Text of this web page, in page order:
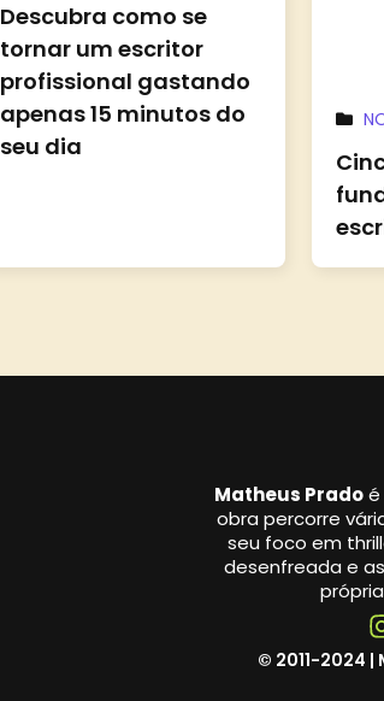
Descubra como se
tornar um escritor
profissional gastando
apenas 15 minutos do
seu dia
Matheus Pradoé
obra percorre
seu foco em
desenfreada e
© 2011-2024 |